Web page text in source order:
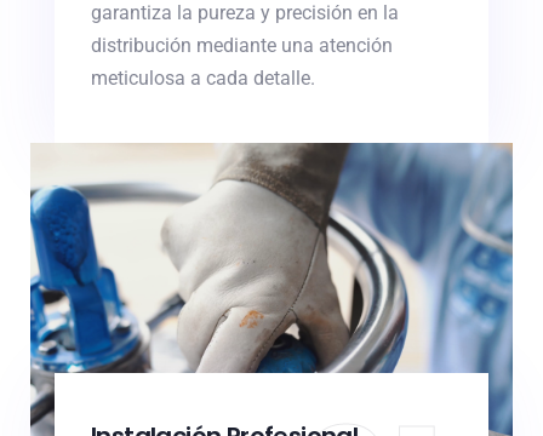
garantiza la pureza y precisión en la
distribución mediante una atención
meticulosa a cada detalle.